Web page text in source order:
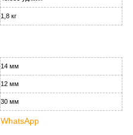
1,8 кг
14 мм
12 мм
30 мм
WhatsApp